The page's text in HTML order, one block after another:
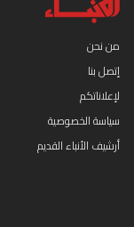
من نحن
إتصل بنا
لإعلاناتكم
سياسة الخصوصية
أرشيف الأنباء القديم